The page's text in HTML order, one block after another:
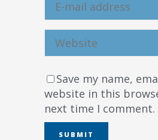
Save my name,
website in this
next time I comment.